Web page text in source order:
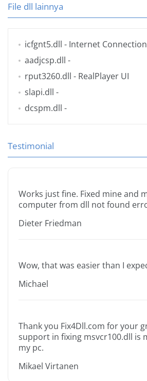
File dll lainnya
icfgnt5.dll - Internet
aadjcsp.dll -
rput3260.dll - RealPlayer UI
slapi.dll -
dcspm.dll -
Testimonial
Works just fine. Fixed mine and
computer from dll not found
Dieter Friedman
Wow, that was easier than I
Michael
Thank you Fix4Dll.com for your
support in fixing msvcr100.dll is
my pc.
Mikael Virtanen